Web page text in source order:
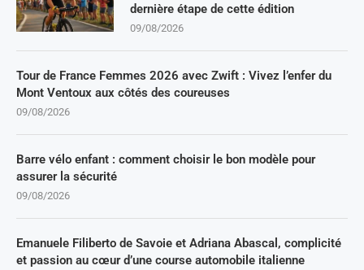
dernière étape de cette édition
09/08/2026
Tour de France Femmes 2026 avec Zwift : Vivez l’enfer du
Mont Ventoux aux côtés des coureuses
09/08/2026
Barre vélo enfant : comment choisir le bon modèle pour
assurer la sécurité
09/08/2026
Emanuele Filiberto de Savoie et Adriana Abascal, complicité
et passion au cœur d’une course automobile italienne